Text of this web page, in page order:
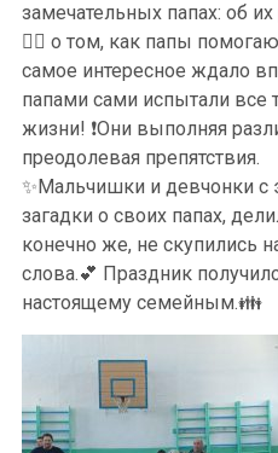
замечательных папах: об
👮‍♂ о том, как папы
самое интересное ждало
папами сами испытали все
жизни! ❗Они выполняя
преодолевая препятствия.
✨Мальчишки и девчонки с
загадки о своих папах,
конечно же, не скупились
слова.💕 Праздник
настоящему семейным.👪